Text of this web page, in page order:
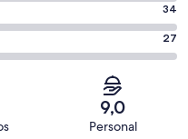
34
27
9,0
Personal